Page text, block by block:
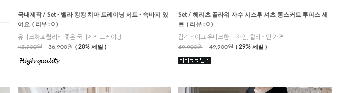
국내제작 / Set - 벨라 캉캉 치마 트레이닝 세트 - 속바지 있
어요 ( 리뷰 : 0 )
유니크하고 퀄리티 좋은 국내제작 트레이닝
45,900원
36,900원 ( 20% 세일 )
Set / 헤리츠 플라워 자수 시스루 셔츠 롱스커트 투피스 세
트 ( 리뷰 : 0 )
감각적이고 유니크한 디자인, 합리적인 가격
69,900원
49,900원 ( 29% 세일 )